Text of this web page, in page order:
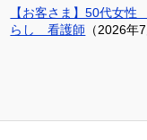
【お客さま】50代女
らし 看護師 （2026年